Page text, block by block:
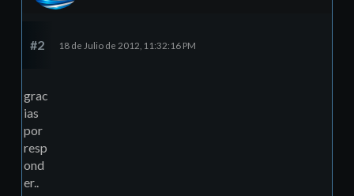
#2 18 de Julio de 2012, 11:32:16 PM
grac
ias
por
resp
ond
er..